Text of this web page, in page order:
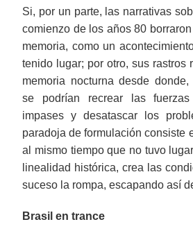
Si, por un parte, las narrativas
comienzo de los años 80 borraron
memoria, como un
tenido lugar; por otro, sus rastros
memoria nocturna desde
se podrían recrear las
impases y desatascar los
paradoja de formulación consiste
al mismo tiempo que no tuvo
linealidad histórica, crea las
suceso la rompa, escapando así
Brasil en trance